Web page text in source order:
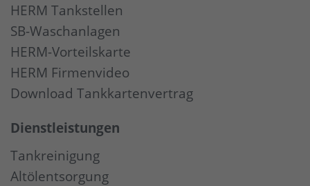
HERM Tankstellen
SB-Waschanlagen
HERM-Vorteilskarte
HERM Firmenvideo
Download Tankkartenvertrag
Dienstleistungen
Tankreinigung
Altölentsorgung